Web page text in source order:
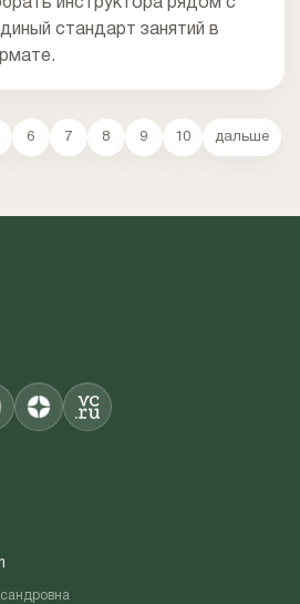
инструктора рядом с
стандарт занятий в
6 7 8 9 10 дальше